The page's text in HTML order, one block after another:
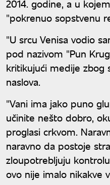
2014. godine, a u
"pokrenuo sopstvenu
"U srcu Venisa vodio
pod nazivom "Pun
kritikujući medije zbog
naslova.
"Vani ima jako puno
učinite nešto dobro,
proglasi crkvom.
naravno da postoje
zloupotrebljuju
ovo nije imalo nikakve